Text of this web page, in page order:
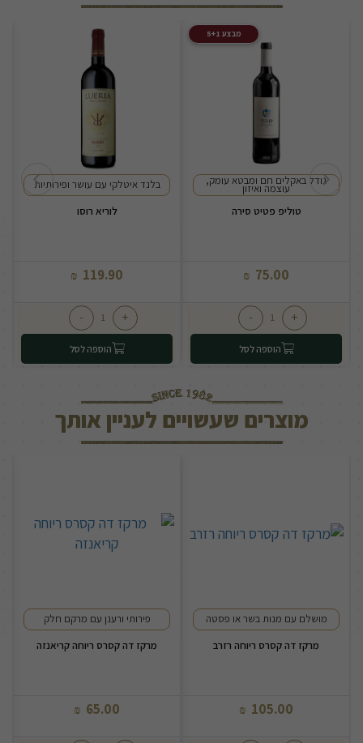
מבצע 5+1
גודל באקלים חם ומבטא עומק,
עוצמה ואיזון
טוליפ פטיט סירה
75.00
₪
+
-
הוספה לסל
בלנד איטלקי עם עושר ופירותיות
לוריא רוסו
119.90
₪
+
-
הוספה לסל
מוצרים שעשויים לעניין אותך
מושלם עם מנות בשר או פסטה
מרקז דה קסרס ריוחה רזרב
105.00
₪
פירותי ורענן עם מרקם חלק
מרקז דה קסרס ריוחה קריאנזה
65.00
₪